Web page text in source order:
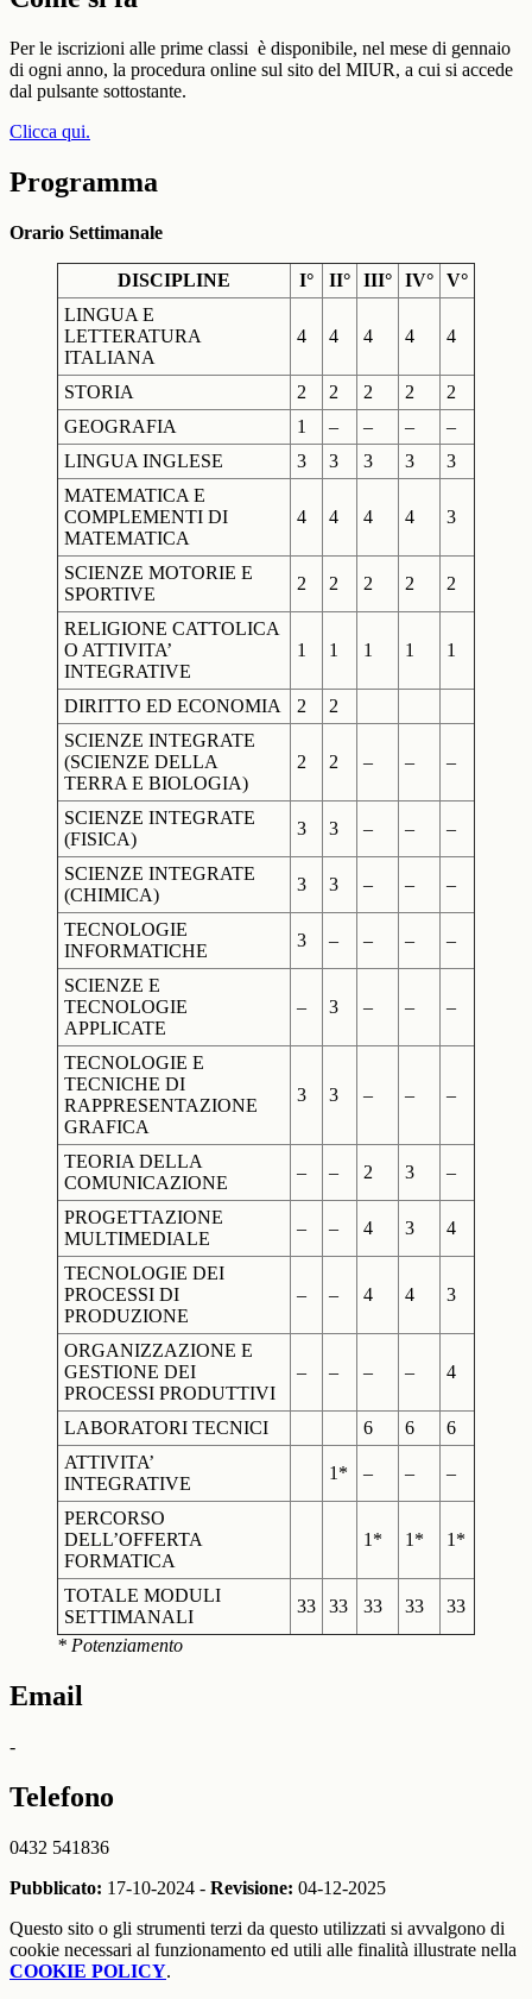
Per le iscrizioni alle prime classi è disponibile, nel mese di gennaio
di ogni anno, la procedura online sul sito del MIUR, a cui si accede
dal pulsante sottostante.
Clicca qui.
Programma
Orario Settimanale
DISCIPLINE I° II° III° IV°
V°
LINGUA E
LETTERATURA
ITALIANA
4 4 4 4 4
STORIA 2 2 2 2
2
GEOGRAFIA
1 – – –
–
LINGUA INGLESE
3 3 3 3
3
MATEMATICA E
COMPLEMENTI DI
MATEMATICA
4 4 4 4 3
SCIENZE MOTORIE E
SPORTIVE
2 2 2 2 2
RELIGIONE CATTOLICA
O ATTIVITA’
INTEGRATIVE
1 1 1 1 1
DIRITTO ED ECONOMIA 2
2
SCIENZE INTEGRATE
(SCIENZE DELLA
TERRA E BIOLOGIA)
2 2 – – –
SCIENZE INTEGRATE
(FISICA)
3 3 – – –
SCIENZE INTEGRATE
(CHIMICA)
3 3 – – –
TECNOLOGIE
INFORMATICHE
3 – – – –
SCIENZE E
TECNOLOGIE
APPLICATE
– 3 – – –
TECNOLOGIE E
TECNICHE DI
RAPPRESENTAZIONE
GRAFICA
3 3 – – –
TEORIA DELLA
COMUNICAZIONE
– – 2 3 –
PROGETTAZIONE
MULTIMEDIALE
– – 4 3 4
TECNOLOGIE DEI
PROCESSI DI
PRODUZIONE
– – 4 4 3
ORGANIZZAZIONE E
GESTIONE DEI
PROCESSI PRODUTTIVI
– – – – 4
LABORATORI TECNICI 6 6
6
ATTIVITA’
INTEGRATIVE
1* – – –
PERCORSO
DELL’OFFERTA
FORMATICA
1* 1* 1*
TOTALE MODULI
SETTIMANALI
33 33 33 33
33
* Potenziamento
Email
-
Telefono
0432 541836
Pubblicato: 17-10-2024 - Revisione: 04-12-2025
Questo sito o gli strumenti terzi da questo utilizzati si avvalgono di
cookie necessari al funzionamento ed utili alle finalità illustrate nella
COOKIE POLICY.